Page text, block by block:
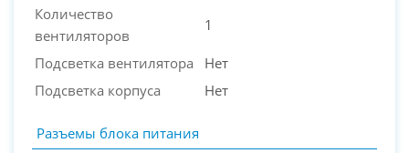
Количество
вентиляторов
1
Подсветка вентилятора
Нет
Подсветка корпуса
Нет
Разъемы блока питания